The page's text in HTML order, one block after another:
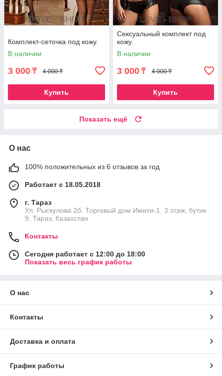
Комплект-сеточка под кожу.
В наличии
3 000 ₸ 4 000 ₸
Купить
Сексуальный комплект под
кожу.
В наличии
3 000 ₸ 4 000 ₸
Купить
Показать ещё
О нас
100% положительных из 6 отзывов за год
Работает с 18.05.2018
г. Тараз
Ул. Рыскулова 2б. Торговый дом Имити-1. 3 этаж, бутик
9, Тараз, Казахстан
Контакты
Сегодня работает с 12:00 до 18:00
Показать весь график работы
О нас
Контакты
Доставка и оплата
График работы